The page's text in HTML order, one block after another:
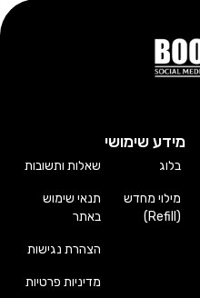
מידע שימושי
בלוג
מילוי מחדש
(Refill)
שאלות ותשובות
תנאי שימוש
באתר
הצהרת נגישות
מדיניות פרטיות